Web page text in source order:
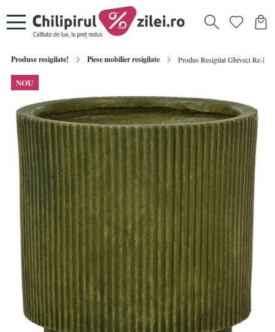
Produse resigilate! Piese mobilier resigilate Produs Resigilat Ghiveci Re-
NOU